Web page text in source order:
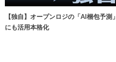
【独自】オープンロジの「AI梱包予
にも活用本格化